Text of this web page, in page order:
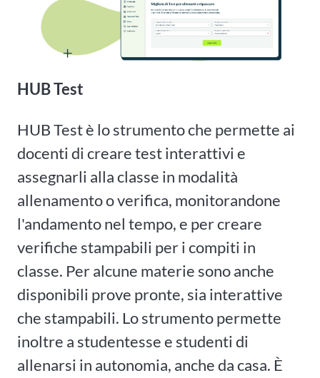
HUB Test
HUB Test è lo strumento che permette ai
docenti di creare test interattivi e
assegnarli alla classe in modalità
allenamento o verifica, monitorandone
l'andamento nel tempo, e per creare
verifiche stampabili per i compiti in
classe. Per alcune materie sono anche
disponibili prove pronte, sia interattive
che stampabili. Lo strumento permette
inoltre a studentesse e studenti di
allenarsi in autonomia, anche da casa. È